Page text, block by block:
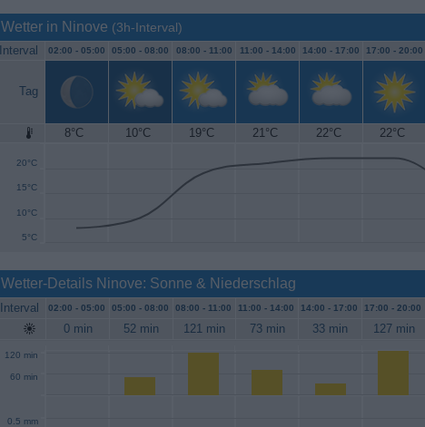
Wetter in Ninove (3h-Interval)
Interval 02:00 - 05:00 05:00 - 08:00 08:00 - 11:00 11:00 - 14:00 14:00 - 17:00 17:00 - 20:00
Tag
8°C 10°C 19°C 21°C 22°C 22°C
5°C
10°C
15°C
20°C
25°C
Wetter-Details Ninove: Sonne & Niederschlag
Interval 02:00 - 05:00 05:00 - 08:00 08:00 - 11:00 11:00 - 14:00 14:00 - 17:00 17:00 - 20:00
0 min 52 min 121 min 73 min 33 min 127 min
60 min
120 min
0.5 mm